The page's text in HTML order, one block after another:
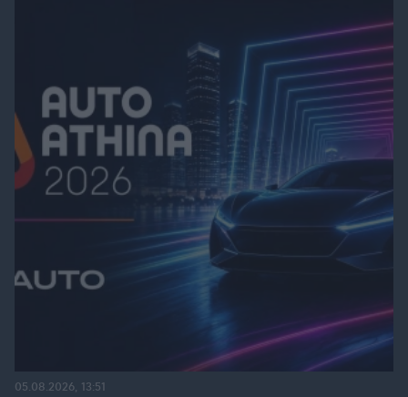
05.08.2026, 13:51